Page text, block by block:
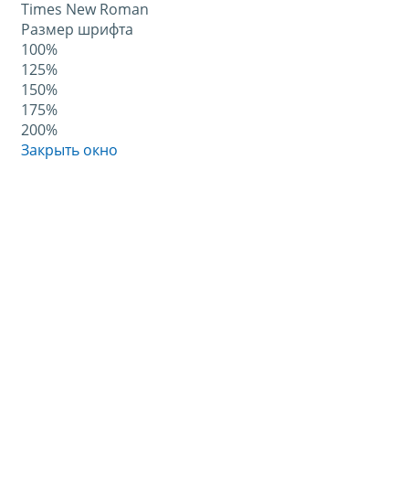
Times New Roman
Размер шрифта
100%
125%
150%
175%
200%
Закрыть окно